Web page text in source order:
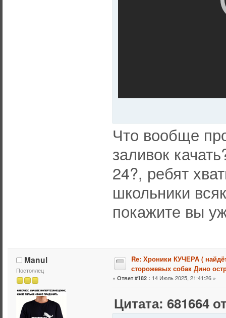
Что вообще
заливок
24?, ребят
школьники
покажите вы
Manul
Постоялец
Re: Хроники КУЧЕРА (
сторожевых собак Дино
« Ответ #182 : 14 Июль 2025, 21:41:26 »
Цитата: 681664